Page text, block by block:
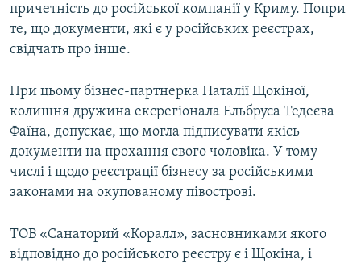
причетність до російської компанії у Криму. Попри
те, що документи, які є у російських реєстрах,
свідчать про інше.
При цьому бізнес-партнерка Наталії Щокіної,
колишня дружина ексрегіонала Ельбруса Тедеєва
Фаїна, допускає, що могла підписувати якісь
документи на прохання свого чоловіка. У тому
числі і щодо реєстрації бізнесу за російськими
законами на окупованому півострові.
ТОВ «Санаторий «Коралл», засновниками якого
відповідно до російського реєстру є і Щокіна, і